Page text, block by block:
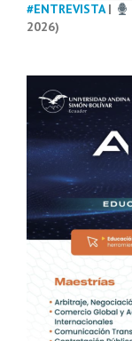
#ENTREVISTA|
2026)